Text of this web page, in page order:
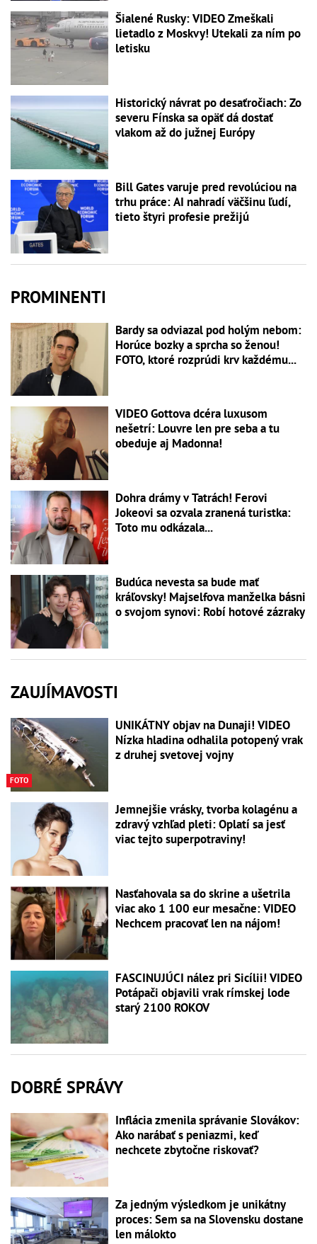
Šialené Rusky: VIDEO Zmeškali
lietadlo z Moskvy! Utekali za ním po
letisku
Historický návrat po desaťročiach: Zo
severu Fínska sa opäť dá dostať
vlakom až do južnej Európy
Bill Gates varuje pred revolúciou na
trhu práce: AI nahradí väčšinu ľudí,
tieto štyri profesie prežijú
PROMINENTI
Bardy sa odviazal pod holým nebom:
Horúce bozky a sprcha so ženou!
FOTO, ktoré rozprúdi krv každému...
VIDEO Gottova dcéra luxusom
nešetrí: Louvre len pre seba a tu
obeduje aj Madonna!
Dohra drámy v Tatrách! Ferovi
Jokeovi sa ozvala zranená turistka:
Toto mu odkázala...
Budúca nevesta sa bude mať
kráľovsky! Majselfova manželka básni
o svojom synovi: Robí hotové zázraky
ZAUJÍMAVOSTI
FOTO
UNIKÁTNY objav na Dunaji! VIDEO
Nízka hladina odhalila potopený vrak
z druhej svetovej vojny
Jemnejšie vrásky, tvorba kolagénu a
zdravý vzhľad pleti: Oplatí sa jesť
viac tejto superpotraviny!
Nasťahovala sa do skrine a ušetrila
viac ako 1 100 eur mesačne: VIDEO
Nechcem pracovať len na nájom!
FASCINUJÚCI nález pri Sicílii! VIDEO
Potápači objavili vrak rímskej lode
starý 2100 ROKOV
DOBRÉ SPRÁVY
Inflácia zmenila správanie Slovákov:
Ako narábať s peniazmi, keď
nechcete zbytočne riskovať?
Za jedným výsledkom je unikátny
proces: Sem sa na Slovensku dostane
len málokto